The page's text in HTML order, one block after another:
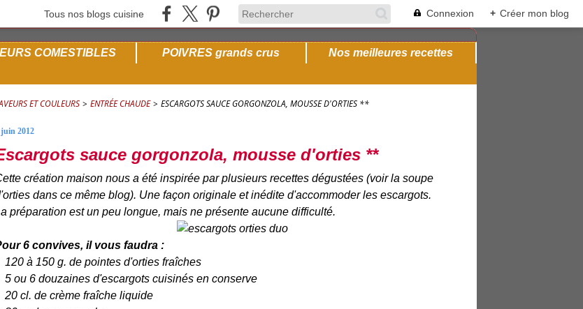
Tous nos blogs cuisine Connexion + Créer mon blog
COMESTIBLES POIVRES grands crus
Nos meilleures recettes
ET COULEURS > ENTRÉE CHAUDE > ESCARGOTS SAUCE GORGONZOLA, MOUSSE D'ORTIES **
juin 2012
sauce gorgonzola, mousse d'orties **
création maison nous a été inspirée par plusieurs recettes dégustées (voir la soupe
dans ce même blog). Une façon originale et inédite d'accommoder les escargots.
préparation est un peu longue, mais ne présente aucune difficulté.
6 convives, il vous faudra :
120 à 150 g. de pointes d'orties fraîches
5 ou 6 douzaines d'escargots cuisinés en conserve
20 cl. de crème fraîche liquide